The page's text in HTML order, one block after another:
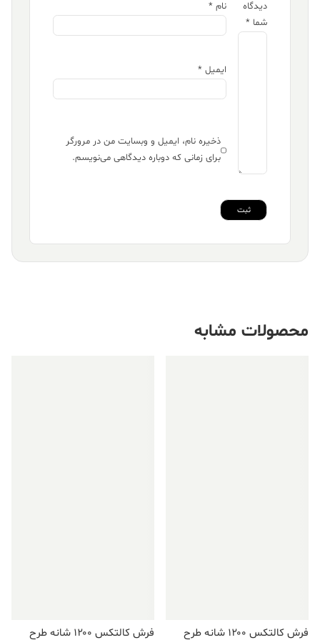
دیدگاه
شما *
نام *
ایمیل *
ذخیره نام، ایمیل و وبسایت من در مرورگر
برای زمانی که دوباره دیدگاهی می‌نویسم.
محصولات مشابه
فرش کالتکس ۱۲۰۰ شانه طرح
فرش کالتکس ۱۲۰۰ شانه طرح